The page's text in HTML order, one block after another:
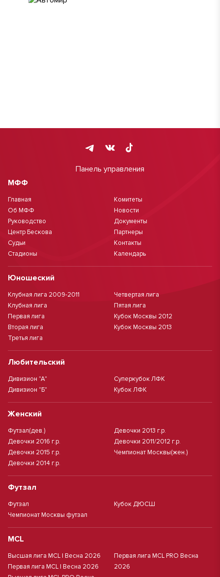
Панель управления
МФФ
Главная
Об МФФ
Руководство
Центр Бескова
Судьи
Стадионы
Комитеты
Новости
Документы
Партнеры
Контакты
Календарь
Юношеский
Клубная лига 2009-2011
Клубная лига
Первая лига
Вторая лига
Третья лига
Четвертая лига
Пятая лига
Кубок Москвы 2012
Кубок Москвы 2013
Любительский
Дивизион "А"
Дивизион "Б"
Суперкубок ЛФК
Кубок ЛФК
Женский
Футзал(дев.)
Девочки 2016 г.р.
Девочки 2015 г.р.
Девочки 2014 г.р.
Девочки 2013 г.р.
Девочки 2011/2012 г.р.
Чемпионат Москвы(жен.)
Футзал
Футзал
Чемпионат Москвы футзал
Кубок ДЮСШ
MCL
Высшая лига MCL | Весна 2026
Первая лига MCL | Весна 2026
Первая лига MCL PRO Весна
2026